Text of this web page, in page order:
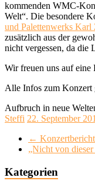
kommenden WMC-
Welt“. Die besondere
und Palettenwerks Karl
zusätzlich aus der
nicht vergessen, da die
Wir freuen uns auf eine
Alle Infos zum Konzert
Aufbruch in neue
Steffi 22. September
←
„Nicht von
Kategorien